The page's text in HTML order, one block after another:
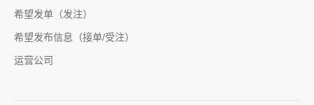
希望发单（发注）
希望发布信息（接单/受注）
运营公司